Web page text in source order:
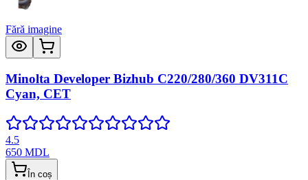
Fără imagine
Minolta Developer Bizhub C220/280/360 DV311C
Cyan, CET
4.5
650 MDL
În coș